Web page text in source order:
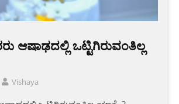
ಆಷಾಢದಲ್ಲಿ ಒಟ್ಟಿಗಿರುವಂತಿಲ್ಲ
Vishaya